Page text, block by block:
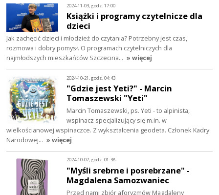
2024-11-03, godz. 17:00
Książki i programy czytelnicze dla
dzieci
Jak zachęcić dzieci i młodzież do czytania? Potrzebny jest czas,
rozmowa i dobry pomysł. O programach czytelniczych dla
najmłodszych mieszkańców Szczecina… » więcej
2024-10-21, godz. 04:43
"Gdzie jest Yeti?" - Marcin
Tomaszewski "Yeti"
Marcin Tomaszewski, ps. Yeti - to alpinista,
wspinacz specjalizujący się m.in. w
wielkościanowej wspinaczce. Z wykształcenia geodeta. Członek Kadry
Narodowej… » więcej
2024-10-07, godz. 01:38
"Myśli srebrne i posrebrzane" -
Magdalena Samozwaniec
Przed nami zbiór aforyzmów Magdaleny